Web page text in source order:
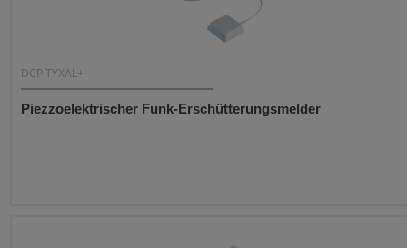
DCP TYXAL+
Piezzoelektrischer Funk-Erschütterungsmelder